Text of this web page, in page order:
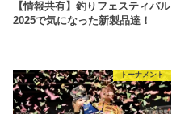
【情報共有】釣りフェスティバル
2025で気になった新製品達！
トーナメント